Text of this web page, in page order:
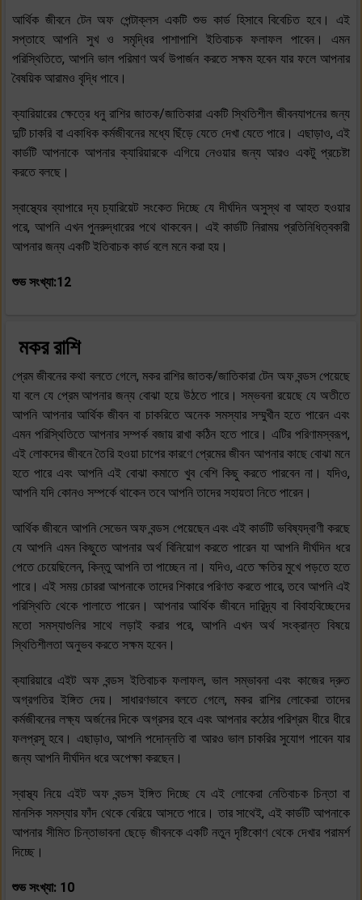
আর্থিক জীবনে টেন অফ পেন্টাক্লস একটি শুভ কার্ড হিসাবে বিবেচিত হবে। এই
সপ্তাহে আপনি সুখ ও সমৃদ্ধির পাশাপাশি ইতিবাচক ফলাফল পাবেন। এমন
পরিস্থিতিতে, আপনি ভাল পরিমাণ অর্থ উপার্জন করতে সক্ষম হবেন যার ফলে আপনার
বৈষয়িক আরামও বৃদ্ধি পাবে।
ক্যারিয়ারের ক্ষেত্রে ধনু রাশির জাতক/জাতিকারা একটি স্থিতিশীল জীবনযাপনের জন্য
দুটি চাকরি বা একাধিক কর্মজীবনের মধ্যে ছিঁড়ে যেতে দেখা যেতে পারে। এছাড়াও, এই
কার্ডটি আপনাকে আপনার ক্যারিয়ারকে এগিয়ে নেওয়ার জন্য আরও একটু প্রচেষ্টা
করতে বলছে।
স্বাস্থ্যের ব্যাপারে দ্য চ্যারিয়েট সংকেত দিচ্ছে যে দীর্ঘদিন অসুস্থ বা আহত হওয়ার
পরে, আপনি এখন পুনরুদ্ধারের পথে থাকবেন। এই কার্ডটি নিরাময় প্রতিনিধিত্বকারী
আপনার জন্য একটি ইতিবাচক কার্ড বলে মনে করা হয়।
শুভ সংখ্যা:12
মকর রাশি
প্রেম জীবনের কথা বলতে গেলে, মকর রাশির জাতক/জাতিকারা টেন অফ বন্ডস পেয়েছে
যা বলে যে প্রেম আপনার জন্য বোঝা হয়ে উঠতে পারে। সম্ভবনা রয়েছে যে অতীতে
আপনি আপনার আর্থিক জীবন বা চাকরিতে অনেক সমস্যার সম্মুখীন হতে পারেন এবং
এমন পরিস্থিতিতে আপনার সম্পর্ক বজায় রাখা কঠিন হতে পারে। এটির পরিণামস্বরূপ,
এই লোকদের জীবনে তৈরি হওয়া চাপের কারণে প্রেমের জীবন আপনার কাছে বোঝা মনে
হতে পারে এবং আপনি এই বোঝা কমাতে খুব বেশি কিছু করতে পারবেন না। যদিও,
আপনি যদি কোনও সম্পর্কে থাকেন তবে আপনি তাদের সহায়তা নিতে পারেন।
আর্থিক জীবনে আপনি সেভেন অফ বন্ডস পেয়েছেন এবং এই কার্ডটি ভবিষ্যদ্বাণী করছে
যে আপনি এমন কিছুতে আপনার অর্থ বিনিয়োগ করতে পারেন যা আপনি দীর্ঘদিন ধরে
পেতে চেয়েছিলেন, কিন্তু আপনি তা পাচ্ছেন না। যদিও, এতে ক্ষতির মুখে পড়তে হতে
পারে। এই সময় চোররা আপনাকে তাদের শিকারে পরিণত করতে পারে, তবে আপনি এই
পরিস্থিতি থেকে পালাতে পারেন। আপনার আর্থিক জীবনে দারিদ্র্য বা বিবাহবিচ্ছেদের
মতো সমস্যাগুলির সাথে লড়াই করার পরে, আপনি এখন অর্থ সংক্রান্ত বিষয়ে
স্থিতিশীলতা অনুভব করতে সক্ষম হবেন।
ক্যারিয়ারে এইট অফ বন্ডস ইতিবাচক ফলাফল, ভাল সম্ভাবনা এবং কাজের দ্রুত
অগ্রগতির ইঙ্গিত দেয়। সাধারণভাবে বলতে গেলে, মকর রাশির লোকেরা তাদের
কর্মজীবনের লক্ষ্য অর্জনের দিকে অগ্রসর হবে এবং আপনার কঠোর পরিশ্রম ধীরে ধীরে
ফলপ্রসূ হবে। এছাড়াও, আপনি পদোন্নতি বা আরও ভাল চাকরির সুযোগ পাবেন যার
জন্য আপনি দীর্ঘদিন ধরে অপেক্ষা করছেন।
স্বাস্থ্য নিয়ে এইট অফ বন্ডস ইঙ্গিত দিচ্ছে যে এই লোকেরা নেতিবাচক চিন্তা বা
মানসিক সমস্যার ফাঁদ থেকে বেরিয়ে আসতে পারে। তার সাথেই, এই কার্ডটি আপনাকে
আপনার সীমিত চিন্তাভাবনা ছেড়ে জীবনকে একটি নতুন দৃষ্টিকোণ থেকে দেখার পরামর্শ
দিচ্ছে।
শুভ সংখ্যা: 10